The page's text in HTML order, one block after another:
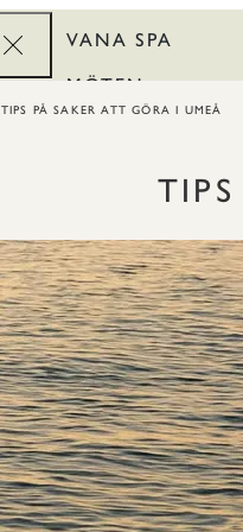
VANA SPA
MÖTEN
REWARDS
TIPS PÅ SAKER ATT GÖRA I UMEÅ